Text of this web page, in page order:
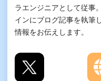
ラエンジニアとして従事
インにブログ記事を執筆
情報をお伝えします。